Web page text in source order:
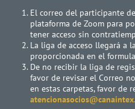
El correo del participante
plataforma de Zoom para
tener acceso sin
La liga de acceso llegará a
proporcionada en el
De no recibir la liga de
favor de revisar el Correo
en estas carpetas, favor de